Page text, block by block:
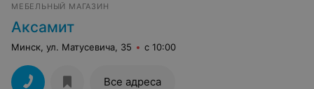
МЕБЕЛЬНЫЙ МАГАЗИН
Аксамит
Минск, ул. Матусевича, 35 с 10:00
Все адреса